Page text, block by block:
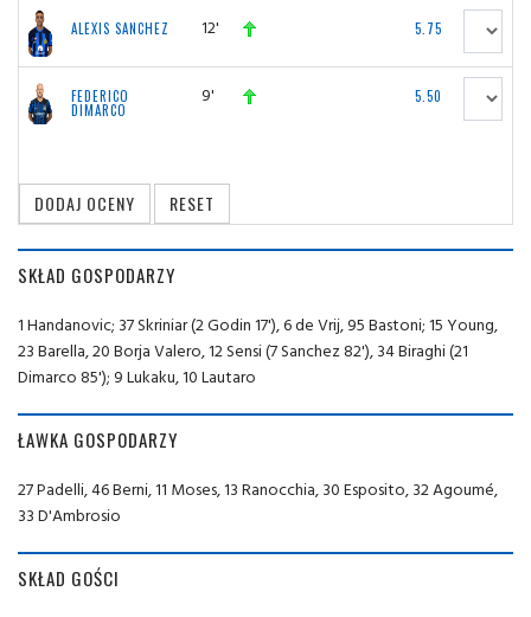
ALEXIS SANCHEZ 12' 5.75
FEDERICO
DIMARCO
9' 5.50
SKŁAD GOSPODARZY
1 Handanovic; 37 Skriniar (2 Godin 17'), 6 de Vrij, 95 Bastoni; 15 Young,
23 Barella, 20 Borja Valero, 12 Sensi (7 Sanchez 82'), 34 Biraghi (21
Dimarco 85'); 9 Lukaku, 10 Lautaro
ŁAWKA GOSPODARZY
27 Padelli, 46 Berni, 11 Moses, 13 Ranocchia, 30 Esposito, 32 Agoumé,
33 D'Ambrosio
SKŁAD GOŚCI